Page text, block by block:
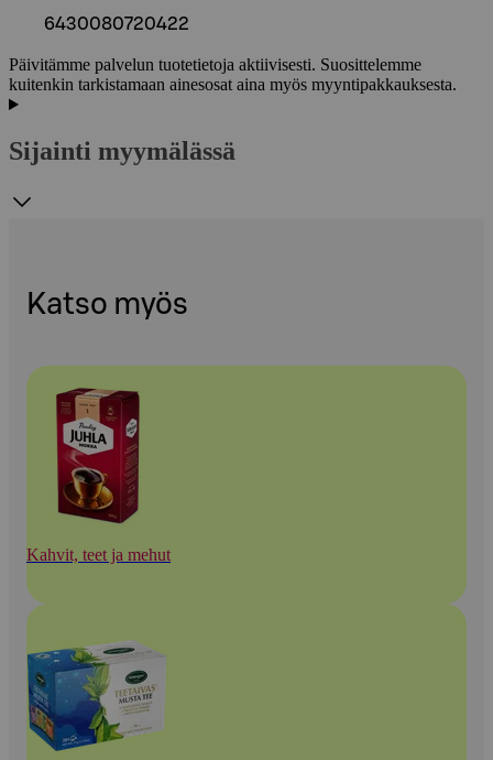
6430080720422
Päivitämme palvelun tuotetietoja aktiivisesti. Suosittelemme
kuitenkin tarkistamaan ainesosat aina myös myyntipakkauksesta.
Sijainti myymälässä
Katso myös
Kahvit, teet ja mehut